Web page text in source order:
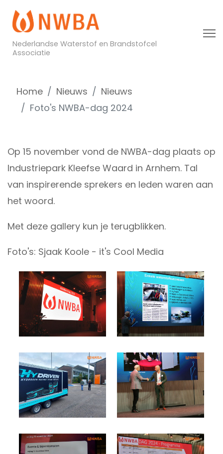
Nederlandse Waterstof en Brandstofcel
Associatie
Home Nieuws
Nieuws
Foto's NWBA-dag 2024
Op 15 november vond de NWBA-dag plaats op
Industriepark Kleefse Waard in Arnhem. Tal
van inspirerende sprekers en leden waren aan
het woord.
Met deze gallery kun je terugblikken.
Foto's: Sjaak Koole - it's Cool Media